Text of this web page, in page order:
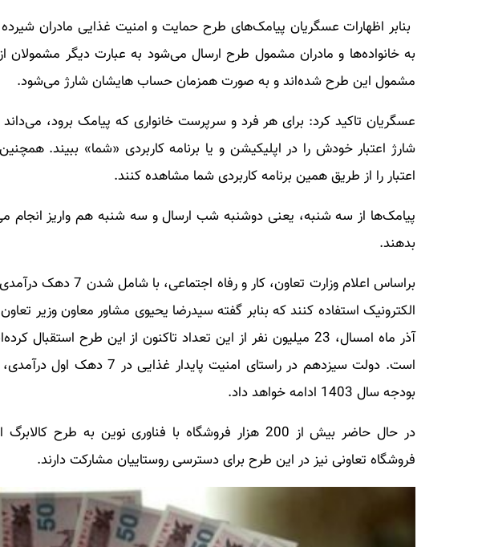
به خانواده‌ها و مادران مشمول طرح ارسال می‌شود به عبارت دیگر مشمولان
مشمول این طرح شده‌اند و به صورت همزمان حساب هایشان شارژ می‌شود.
عسگریان تاکید کرد: برای هر فرد و سرپرست خانواری که پیامک برود،
شارژ اعتبار خودش را در اپلیکیشن و یا برنامه کاربردی «شما» ببیند.
اعتبار را از طریق همین برنامه کاربردی شما مشاهده کنند.
پیامک‌ها از سه شنبه، یعنی دوشنبه شب ارسال و سه شنبه هم واریز انجام
بدهند.
الکترونیک استفاده کنند که بنابر گفته سیدرضا یحیوی مشاور معاون وزیر
است. دولت سیزدهم در راستای امنیت
بودجه سال 1403 ادامه خواهد داد.
فروشگاه تعاونی نیز در این طرح برای دسترسی روستاییان مشارکت دارند.